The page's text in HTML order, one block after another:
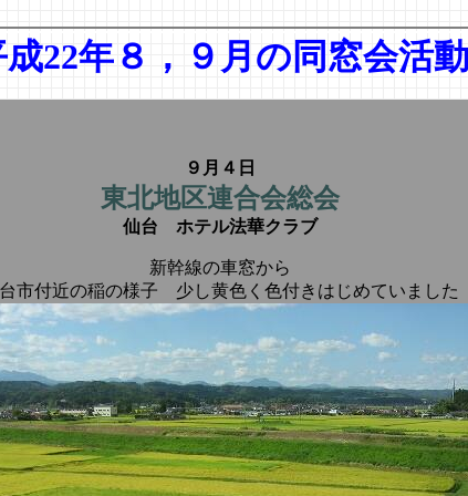
22年８，９月の同窓会活動
９月４日
東北地区連合会総会
仙台 ホテル法華クラブ
新幹線の車窓から
市付近の稲の様子 少し黄色く色付きはじめていました